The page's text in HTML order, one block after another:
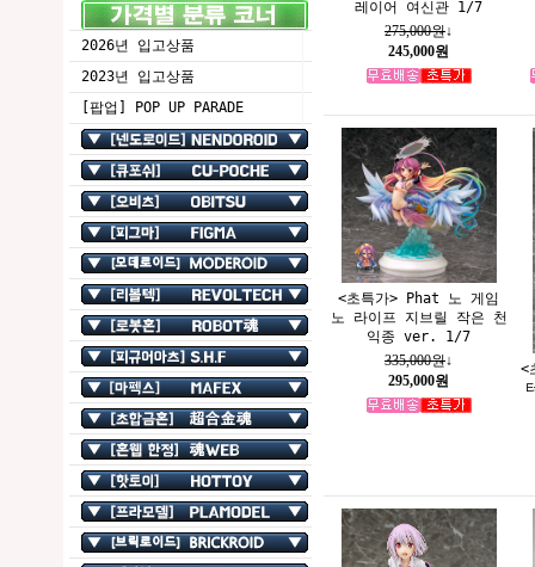
2026년 입고상품
2023년 입고상품
[팝업] POP UP PARADE
레이어 여신관 1/7
275,000원↓
245,000원
<초특가> Phat 노 게임
노 라이프 지브릴 작은 천
익종 ver. 1/7
335,000원↓
295,000원
<